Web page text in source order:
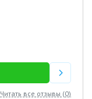
Читать все отзывы (0)